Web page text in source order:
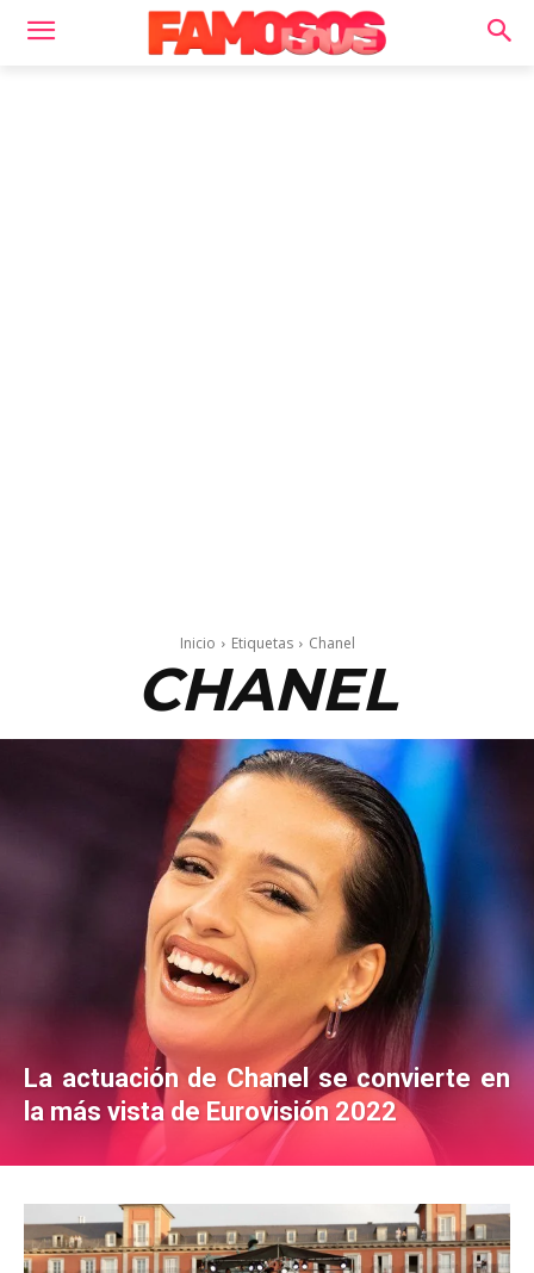
Inicio Etiquetas Chanel
CHANEL
La actuación de Chanel se convierte en
la más vista de Eurovisión 2022